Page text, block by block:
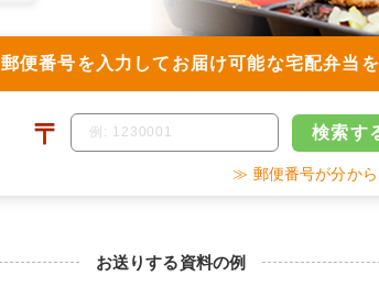
郵便番号を入力して お届け可能な宅配弁当
〒 検索す
≫ 郵便番号が分から
お送りする資料の例